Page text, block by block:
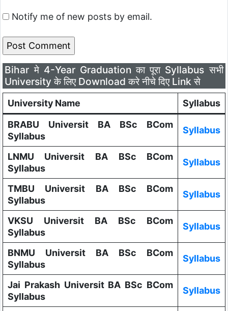
Notify me of new posts by email.
Bihar मे 4-Year Graduation का पूरा Syllabus सभी
University के लिए Download करे नीचे दिए Link से
University Name
Syllabus
BRABU Universit BA BSc BCom
Syllabus
Syllabus
LNMU Universit BA BSc BCom
Syllabus
Syllabus
TMBU Universit BA BSc BCom
Syllabus
Syllabus
VKSU Universit BA BSc BCom
Syllabus
Syllabus
BNMU Universit BA BSc BCom
Syllabus
Syllabus
Jai Prakash Universit BA BSc BCom
Syllabus
Syllabus